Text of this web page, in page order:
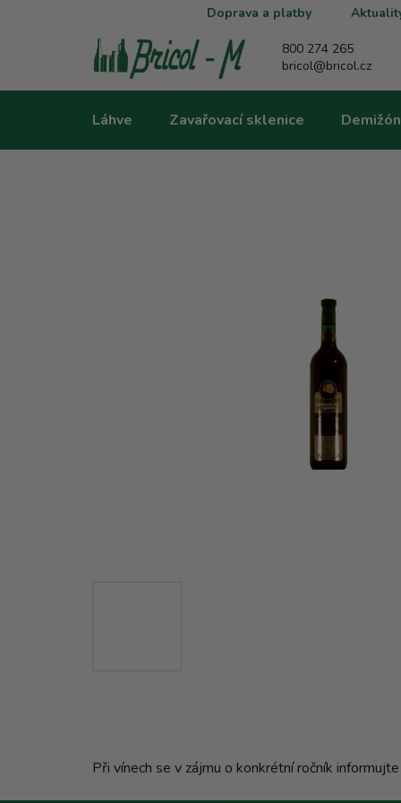
Doprava a platby
800 274 265
bricol@bricol.cz
Láhve Zavařovací sklenice
Při vínech se v zájmu o konkrétní ročník